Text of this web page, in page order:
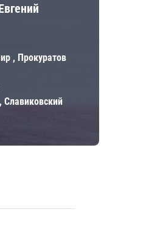
, Прокуратов
Славиковский